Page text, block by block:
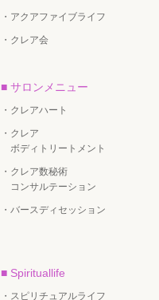
・アクアファイブライフ
・クレア会
■ サロンメニュー
・クレアハート
・クレア
ボディトリートメント
・クレア数秘術
コンサルテーション
・バースディセッション
■ Spirituallife
・スピリチュアルライフ